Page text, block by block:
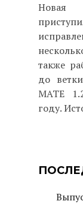
Новая
также
до
MATE
году.